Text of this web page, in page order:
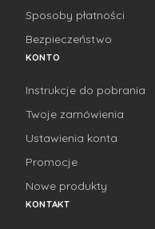
Sposoby płatności
Bezpieczeństwo
KONTO
Instrukcje do pobrania
Twoje zamówienia
Ustawienia konta
Promocje
Nowe produkty
KONTAKT